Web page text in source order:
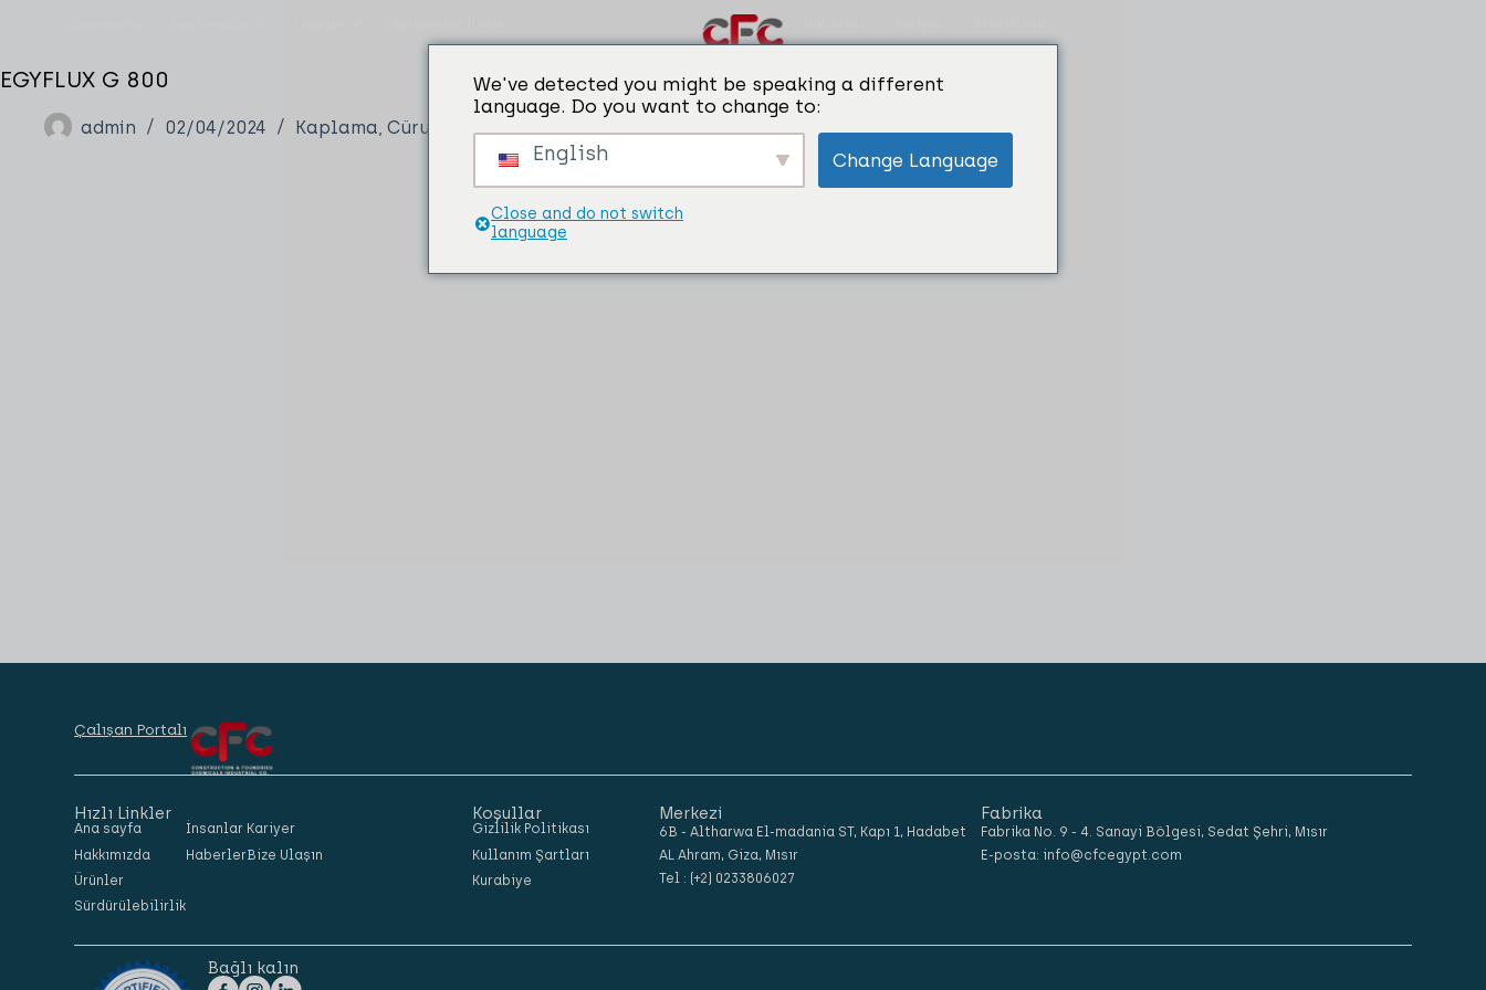
EGYFLUX G 800
admin 02/04/2024 Kaplama, Cüruflama, Temizleme Fluxları
Çalışan Portalı
Hızlı Linkler
Ana sayfa
Hakkımızda
Ürünler
Sürdürülebilirlik
İnsanlar
Haberler
Kariyer
Bize Ulaşın
Koşullar
Gizlilik Politikası
Kullanım Şartları
Kurabiye
Merkezi
6B - Altharwa El-madania ST, Kapı 1, Hadabet
AL Ahram, Giza, Mısır
Tel : (+2) 0233806027
Fabrika
Fabrika No. 9 - 4. Sanayi Bölgesi, Sedat Şehri, Mısır
E-posta: info@cfcegypt.com
Bağlı kalın
We've detected you might be speaking a different
language. Do you want to change to:
English Change Language
Close and do not switch
language